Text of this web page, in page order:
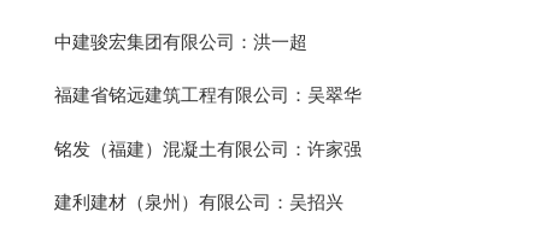
中建骏宏集团有限公司：洪一超
福建省铭远建筑工程有限公司：吴翠华
铭发（福建）混凝土有限公司：许家强
建利建材（泉州）有限公司：吴招兴